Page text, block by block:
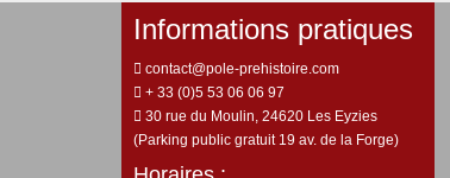
Informations pratiques
contact@pole-prehistoire.com
+ 33 (0)5 53 06 06 97
30 rue du Moulin, 24620 Les Eyzies
(Parking public gratuit 19 av. de la Forge)